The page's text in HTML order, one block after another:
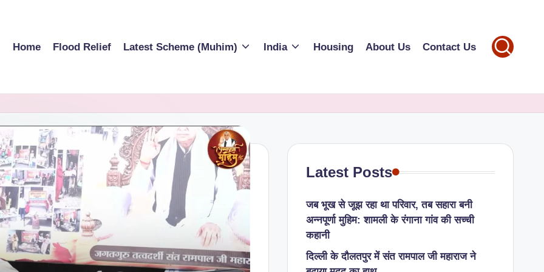
Home Flood Relief Latest Scheme (Muhim) India Housing About Us Contact Us
Latest Posts
जब भूख से जूझ रहा था परिवार, तब सहारा बनी
अन्नपूर्णा मुहिम: शामली के रंगाना गांव की सच्ची
कहानी
​दिल्ली के दौलतपुर में संत रामपाल जी महाराज ने